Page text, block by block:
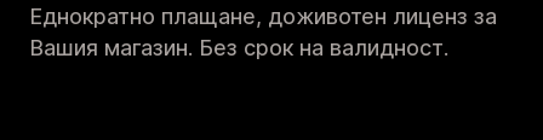
Еднократно плащане, доживотен лиценз за
Вашия магазин. Без срок на валидност.